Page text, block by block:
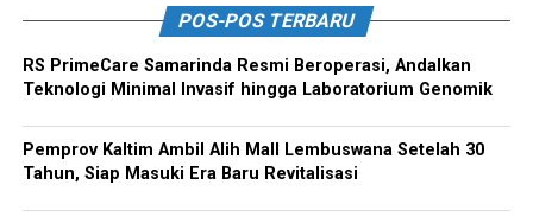
POS-POS TERBARU
RS PrimeCare Samarinda Resmi Beroperasi, Andalkan
Teknologi Minimal Invasif hingga Laboratorium Genomik
Pemprov Kaltim Ambil Alih Mall Lembuswana Setelah 30
Tahun, Siap Masuki Era Baru Revitalisasi